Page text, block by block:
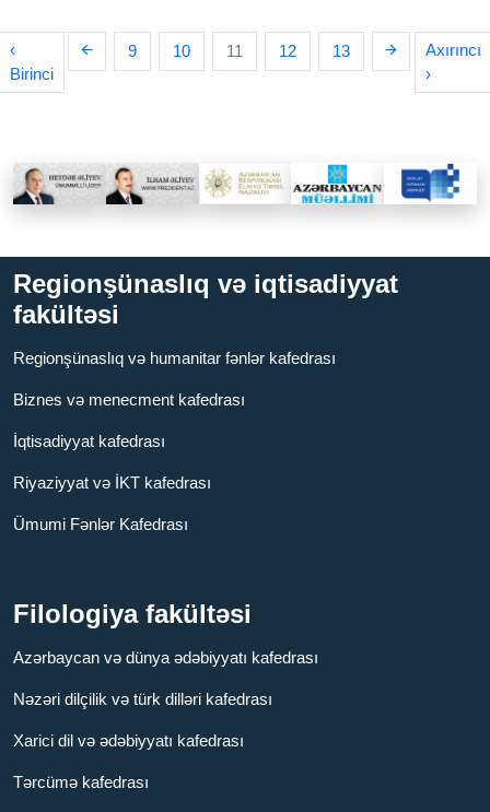
‹
Birinci
9 10 11 12 13
Axırıncı
›
Regionşünaslıq və iqtisadiyyat
fakültəsi
Regionşünaslıq və humanitar fənlər kafedrası
Biznes və menecment kafedrası
İqtisadiyyat kafedrası
Riyaziyyat və İKT kafedrası
Ümumi Fənlər Kafedrası
Filologiya fakültəsi
Azərbaycan və dünya ədəbiyyatı kafedrası
Nəzəri dilçilik və türk dilləri kafedrası
Xarici dil və ədəbiyyatı kafedrası
Tərcümə kafedrası